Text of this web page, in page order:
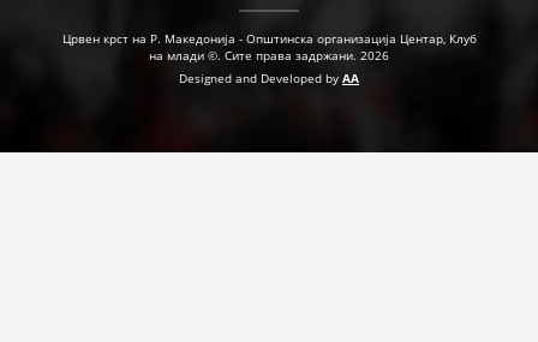
ДЕЈСТВУВАЊЕ
ПРИРАЧНИЦИ
Црвен крст на Р. Македонија - Општинска организација Центар, Клуб
на млади ©. Сите права задржани. 2026
Designed and Developed by AA